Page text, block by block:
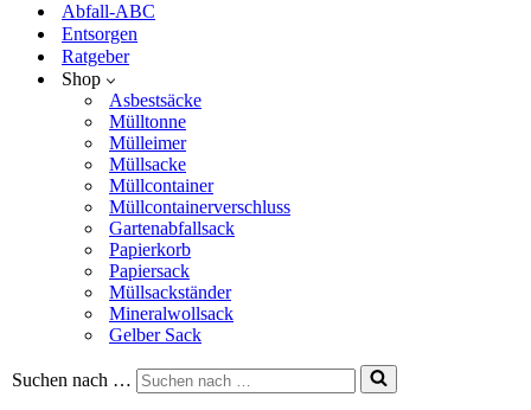
Abfall-ABC
Entsorgen
Ratgeber
Shop
Asbestsäcke
Mülltonne
Mülleimer
Müllsacke
Müllcontainer
Müllcontainerverschluss
Gartenabfallsack
Papierkorb
Papiersack
Müllsackständer
Mineralwollsack
Gelber Sack
Suchen nach …